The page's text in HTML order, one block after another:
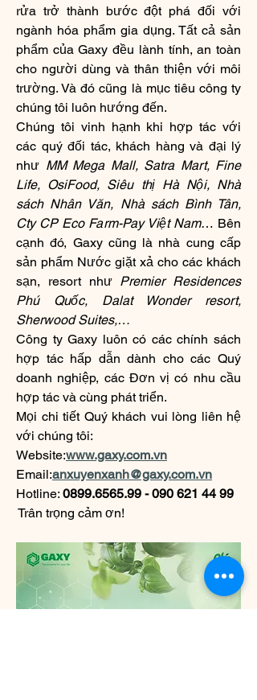
rửa trở thành bước đột phá đối với
ngành hóa phẩm gia dụng. Tất cả sản
phẩm của Gaxy đều lành tính, an toàn
cho người dùng và thân thiện với môi
trường. Và đó cũng là mục tiêu công ty
chúng tôi luôn hướng đến.
Chúng tôi vinh hạnh khi hợp tác với
các quý đối tác, khách hàng và đại lý
như MM Mega Mall, Satra Mart, Fine
Life, OsiFood, Siêu thị Hà Nội, Nhà
sách Nhân Văn, Nhà sách Bình Tân,
Cty CP Eco Farm-Pay Việt Nam… Bên
cạnh đó, Gaxy cũng là nhà cung cấp
sản phẩm Nước giặt xả cho các khách
sạn, resort như Premier Residences
Phú Quốc, Dalat Wonder resort,
Sherwood Suites,…
Công ty Gaxy luôn có các chính sách
hợp tác hấp dẫn dành cho các Quý
doanh nghiệp, các Đơn vị có nhu cầu
hợp tác và cùng phát triển.
Mọi chi tiết Quý khách vui lòng liên hệ
với chúng tôi:
Website:www.gaxy.com.vn
Email:anxuyenxanh@gaxy.com.vn
Hotline: 0899.6565.99 - 090 621 44 99
Trân trọng cảm ơn!